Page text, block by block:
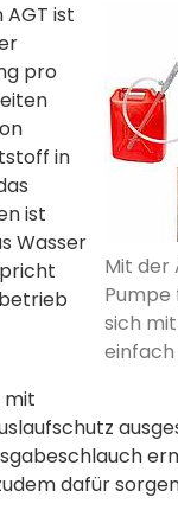
Mit der
Pumpe
sich
ist
pro
in
ist
Wasser
mit
dafür